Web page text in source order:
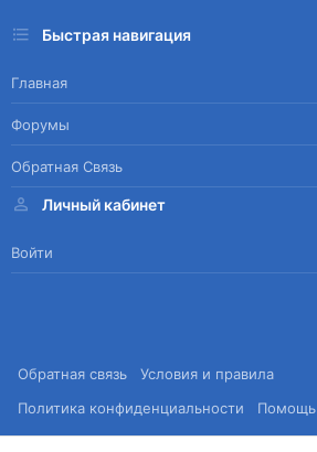
Быстрая навигация
Главная
Форумы
Обратная Связь
Личный кабинет
Войти
Обратная связь
Условия и правила
Политика конфиденциальности
Помощь